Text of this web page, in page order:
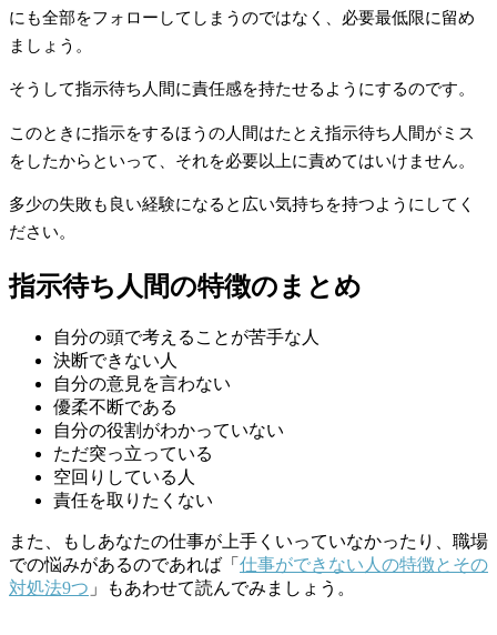
にも全部をフォローしてしまうのではなく、必要最低限に留め
ましょう。
そうして指示待ち人間に責任感を持たせるようにするのです。
このときに指示をするほうの人間はたとえ指示待ち人間がミス
をしたからといって、それを必要以上に責めてはいけません。
多少の失敗も良い経験になると広い気持ちを持つようにしてく
ださい。
指示待ち人間の特徴のまとめ
自分の頭で考えることが苦手な人
決断できない人
自分の意見を言わない
優柔不断である
自分の役割がわかっていない
ただ突っ立っている
空回りしている人
責任を取りたくない
また、もしあなたの仕事が上手くいっていなかったり、職場
での悩みがあるのであれば「 仕事ができない人の特徴とその
対処法9つ 」もあわせて読んでみましょう。